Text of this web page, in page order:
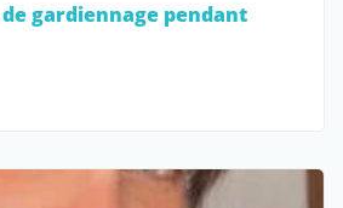
gardiennage pendant